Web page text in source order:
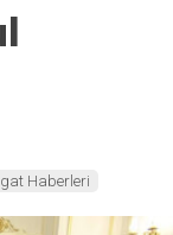
Haberleri